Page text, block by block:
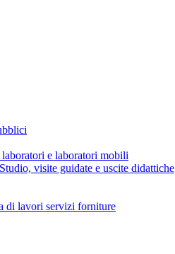
e laboratori mobili
visite guidate e uscite didattiche
di lavori servizi forniture